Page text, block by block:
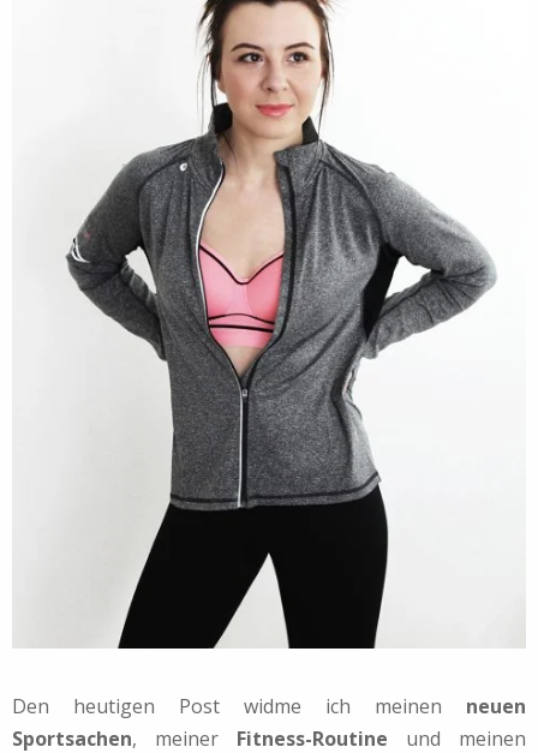
Den heutigen Post widme ich meinen neuen
Sportsachen, meiner Fitness-Routine und meinen